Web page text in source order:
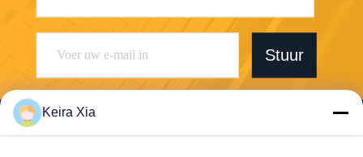
Stuur
Keira Xia